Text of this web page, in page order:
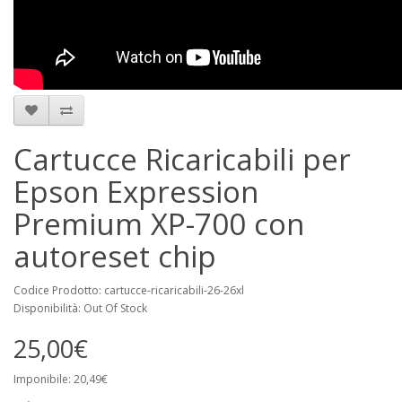
Cartucce Ricaricabili per
Epson Expression
Premium XP-700 con
autoreset chip
Codice Prodotto: cartucce-ricaricabili-26-26xl
Disponibilità: Out Of Stock
25,00€
Imponibile: 20,49€